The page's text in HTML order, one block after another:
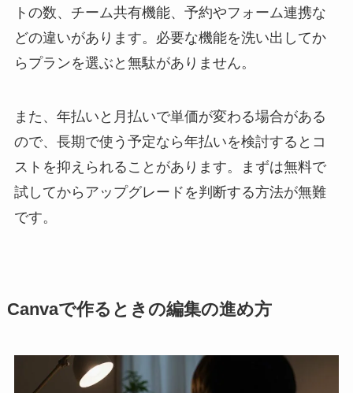
トの数、チーム共有機能、予約やフォーム連携な
どの違いがあります。必要な機能を洗い出してか
らプランを選ぶと無駄がありません。
また、年払いと月払いで単価が変わる場合がある
ので、長期で使う予定なら年払いを検討するとコ
ストを抑えられることがあります。まずは無料で
試してからアップグレードを判断する方法が無難
です。
Canvaで作るときの編集の進め方